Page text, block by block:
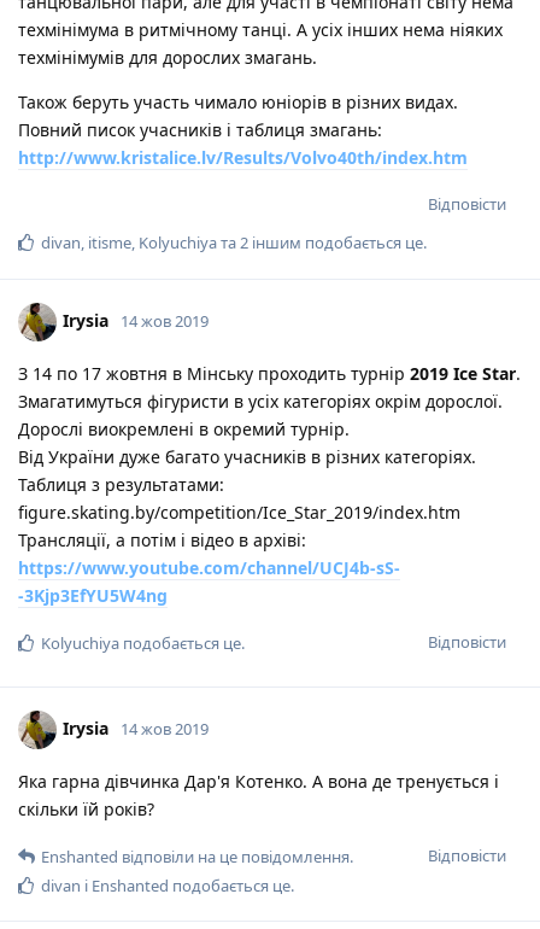
техмінімума в ритмічному танці. А усіх інших нема ніяких
техмінімумів для дорослих змагань.
Також беруть участь чимало юніорів в різних видах.
Повний писок учасників і таблиця змагань:
http://www.kristalice.lv/Results/Volvo40th/index.htm
Відповісти
divan, itisme, Kolyuchiyaта2 іншим подобається це.
Irysia 14 жов 2019
З 14 по 17 жовтня в Мінську проходить турнір 2019 Ice Star.
Змагатимуться фігуристи в усіх категоріях окрім дорослої.
Дорослі виокремлені в окремий турнір.
Від України дуже багато учасників в різних категоріях.
Таблиця з результатами:
figure.skating.by/competition/Ice_Star_2019/index.htm
Трансляції, а потім і відео в архіві:
https://www.youtube.com/channel/UCJ4b-sS-
-3Kjp3EfYU5W4ng
Відповісти
Kolyuchiya подобається це.
Irysia 14 жов 2019
Яка гарна дівчинка Дар'я Котенко. А вона де тренується і
скільки їй років?
Відповісти
Enshanted відповіли на це повідомлення.
divan і Enshanted подобається це.